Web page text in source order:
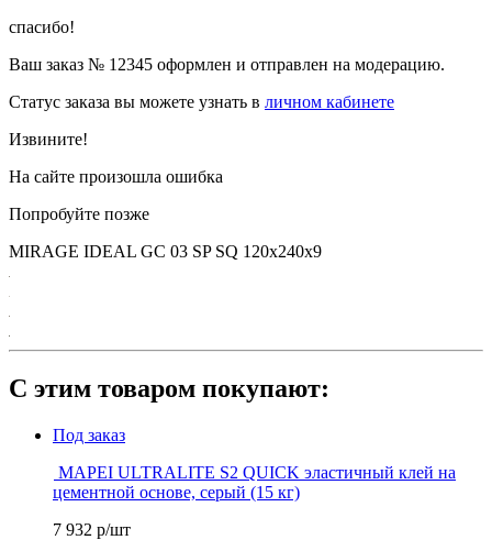
спасибо!
Ваш заказ № 12345 оформлен и отправлен на модерацию.
Статус заказа вы можете узнать в личном кабинете
Извините!
На сайте произошла ошибка
Попробуйте позже
MIRAGE IDEAL GC 03 SP SQ 120х240х9
С этим товаром покупают:
Под заказ
MAPEI ULTRALITE S2 QUICK эластичный клей на
цементной основе, серый (15 кг)
7 932 р/шт